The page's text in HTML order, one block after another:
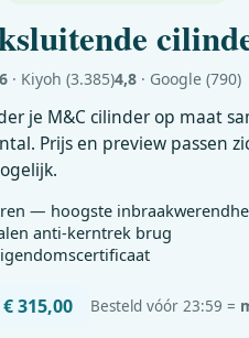
· Kiyoh (3.385)4,8 · Google (790)
je M&C cilinder op maat
Prijs en preview passen
— hoogste
anti-kerntrek brug
315,00 Besteld vóór 23:59 =